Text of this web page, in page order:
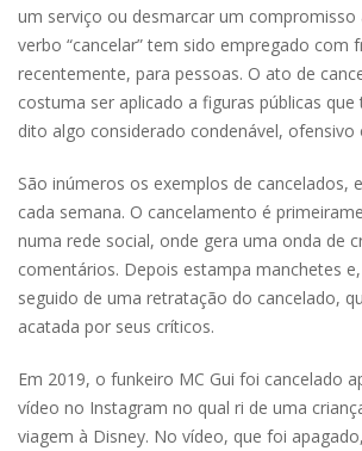
um serviço ou desmarcar um compromisso
verbo “cancelar” tem sido empregado com
recentemente, para pessoas. O ato de
costuma ser aplicado a figuras públicas
dito algo considerado condenável, ofensivo
São inúmeros os exemplos de cancelados,
cada semana. O cancelamento é
numa rede social, onde gera uma onda de
comentários. Depois estampa manchetes
seguido de uma retratação do cancelado,
acatada por seus críticos.
Em 2019, o funkeiro MC Gui foi cancelado
vídeo no Instagram no qual ri de uma
viagem à Disney. No vídeo, que foi